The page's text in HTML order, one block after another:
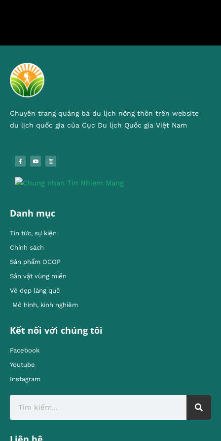
Chuyên trang quảng bá du lịch nông thôn trên website
du lịch quốc gia của Cục Du lịch Quốc gia Việt Nam
Danh mục
Tin tức, sự kiện
Chính sách
Sản phẩm OCOP
Sản vật vùng miền
Vẻ đẹp làng quê
Mô hình, kinh nghiêm
Kết nối với chúng tôi
Facebook
Youtube
Instagram